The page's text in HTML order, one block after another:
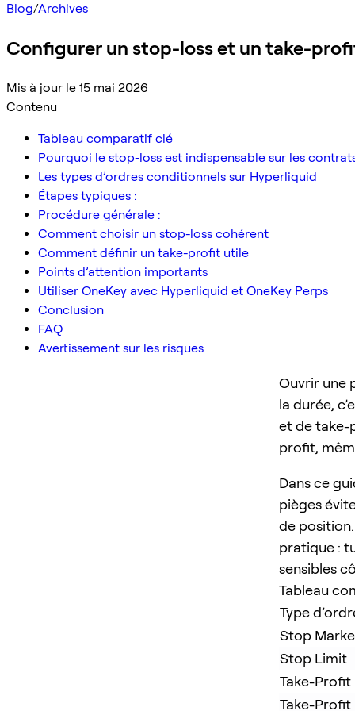
Blog/Archives
Configurer un stop-loss et un take-
Mis à jour le 15 mai 2026
Contenu
Tableau comparatif clé
Pourquoi le stop-loss est indispensable sur les
Les types d’ordres conditionnels sur Hyperliquid
Étapes typiques :
Procédure générale :
Comment choisir un stop-loss cohérent
Comment définir un take-profit utile
Points d’attention importants
Utiliser OneKey avec Hyperliquid et OneKey Perps
Conclusion
FAQ
Avertissement sur les risques
Ouvrir une
la durée,
et de take-
profit,
Dans ce
pièges
de
pratique :
sensibles
Tableau
Type
Stop
Stop Limit
Take-
Take-